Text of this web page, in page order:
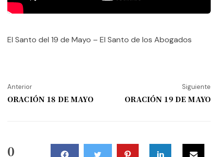
El Santo del 19 de Mayo – El Santo de los Abogados
Anterior
ORACIÓN 18 DE MAYO
Siguiente
ORACIÓN 19 DE MAYO
0